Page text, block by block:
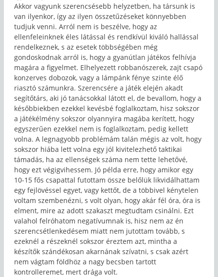
Akkor vagyunk szerencsésebb helyzetben, ha társunk is
van ilyenkor, így az ilyen összetűzéseket könnyebben
tudjuk venni. Arról nem is beszélve, hogy az
ellenfeleinknek éles látással és rendkívül kiváló hallással
rendelkeznek, s az esetek többségében még
gondoskodnak arról is, hogy a gyanútlan játékos felhívja
magára a figyelmet. Elhelyezett robbanószerek, zajt csapó
konzerves dobozok, vagy a lámpánk fénye szinte élő
riasztó számunkra. Szerencsére a játék elején akadt
segítőtárs, aki jó tanácsokkal látott el, de bevallom, hogy a
későbbiekben ezekkel kevésbé foglalkoztam, hisz sokszor
a játékélmény sokszor olyannyira magába kerített, hogy
egyszerűen ezekkel nem is foglalkoztam, pedig kellett
volna. A legnagyobb problémám talán mégis az volt, hogy
sokszor hiába lett volna egy jól kivitelezhető taktikai
támadás, ha az ellenségek száma nem tette lehetővé,
hogy ezt végigvihessem. Jó példa erre, hogy amikor egy
10-15 fős csapattal futottam össze belőlük likvidálhattam
egy fejlövéssel egyet, vagy kettőt, de a többivel kénytelen
voltam szembenézni, s volt olyan, hogy akár fél óra, óra is
elment, mire az adott szakaszt megtudtam csinálni. Ezt
valahol felróhatom negatívumnak is, hisz nem az én
szerencsétlenkedésem miatt nem jutottam tovább, s
ezeknél a részeknél sokszor éreztem azt, mintha a
készítők szándékosan akarnának szívatni, s csak azért
nem vágtam földhöz a nagy becsben tartott
kontrolleremet, mert drága volt.